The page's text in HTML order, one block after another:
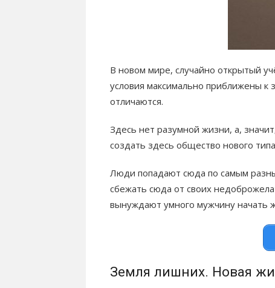
В новом мире, случайно открытый
условия максимально приближены
отличаются.
Здесь нет разумной жизни, а,
создать здесь общество нового
Люди попадают сюда по самым
сбежать сюда от своих
вынуждают умного мужчину начать
Земля лишних. Новая